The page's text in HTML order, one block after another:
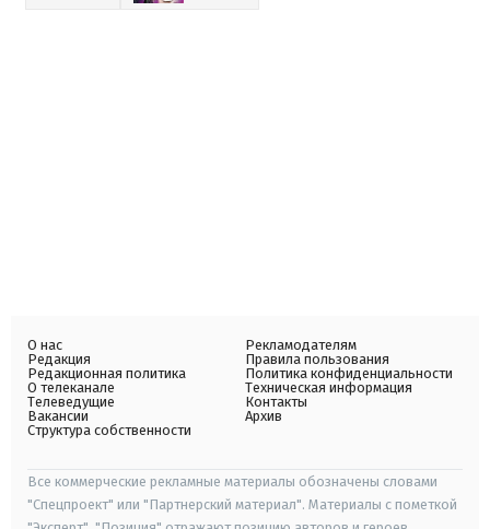
О нас
Редакция
Редакционная политика
О телеканале
Телеведущие
Вакансии
Структура собственности
Рекламодателям
Правила пользования
Политика конфиденциальности
Техническая информация
Контакты
Архив
Все коммерческие рекламные материалы обозначены словами
"Спецпроект" или "Партнерский материал". Материалы с пометкой